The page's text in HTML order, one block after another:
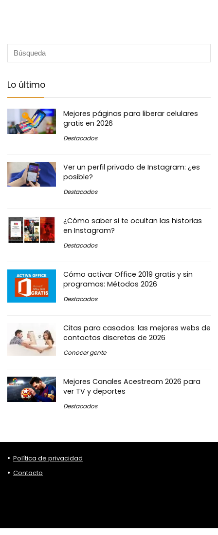
Lo último
Mejores páginas para liberar celulares
gratis en 2026
Destacados
Ver un perfil privado de Instagram: ¿es
posible?
Destacados
¿Cómo saber si te ocultan las historias
en Instagram?
Destacados
Cómo activar Office 2019 gratis y sin
programas: Métodos 2026
Destacados
Citas para casados: las mejores webs de
contactos discretas de 2026
Conocer gente
Mejores Canales Acestream 2026 para
ver TV y deportes
Destacados
Política de privacidad
Contacto